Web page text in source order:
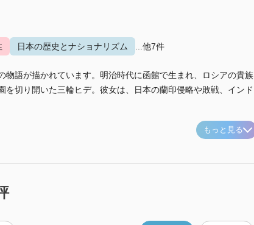
日本の歴史とナショナリズム ...他7件
物語が描かれています。明治時代に函館で生まれ、ロシアの貴族
を切り開いた三輪ヒデ。彼女は、日本の蘭印侵略や敗戦、インド
もっと見る